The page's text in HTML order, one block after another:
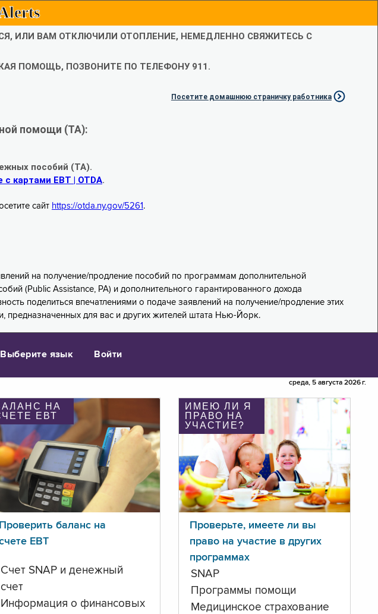
ИЛИ ВАМ ОТКЛЮЧИЛИ ОТОПЛЕНИЕ, НЕМЕДЛЕННО СВЯЖИТЕСЬ С
ПОМОЩЬ, ПОЗВОНИТЕ ПО ТЕЛЕФОНУ 911.
Посетите домашнюю страничку работника
помощи (TA):
пособий (TA).
картами EBT | OTDA.
сайт https://otda.ny.gov/5261 .
на получение/продление пособий по программам дополнительной
(Public Assistance, PA) и дополнительного гарантированного дохода
поделиться впечатлениями о подаче заявлений на получение/продление этих
для вас и других жителей штата Нью-Йорк.
Выберите язык Войти
среда, 5 августа 2026 г.
НА
ЕВТ
Проверить баланс на
ЕВТ
Счет SNAP и денежный
счет
Информация о финансовых
ИМЕЮ ЛИ Я
ПРАВО НА
УЧАСТИЕ?
Проверьте, имеете ли вы
право на участие в других
программах
SNAP
Программы помощи
Медицинское страхование